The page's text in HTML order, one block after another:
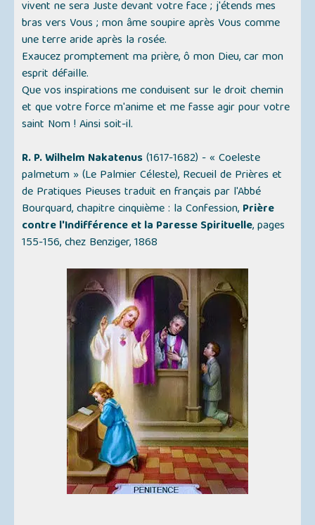
vivent ne sera Juste devant votre face ; j'étends mes
bras vers Vous ; mon âme soupire après Vous comme
une terre aride après la rosée.
Exaucez promptement ma prière, ô mon Dieu, car mon
esprit défaille.
Que vos inspirations me conduisent sur le droit chemin
et que votre force m'anime et me fasse agir pour votre
saint Nom ! Ainsi soit-il.
R. P. Wilhelm Nakatenus(1617-1682) -« Coeleste
palmetum » (Le Palmier Céleste), Recueil de Prières et
de Pratiques Pieuses traduit en français par l'Abbé
Bourquard, chapitre cinquième : la Confession, Prière
contre l'Indifférence et la Paresse Spirituelle, pages
155-156, chez Benziger, 1868